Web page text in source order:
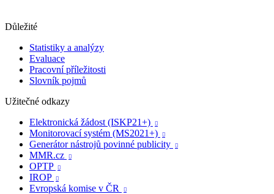
Důležité
Statistiky a analýzy
Evaluace
Pracovní příležitosti
Slovník pojmů
Užitečné odkazy
Elektronická žádost (ISKP21+)

Monitorovací systém (MS2021+) 
Generátor nástrojů povinné publicity 
MMR.cz 
OPTP 
IROP 
Evropská komise v ČR 